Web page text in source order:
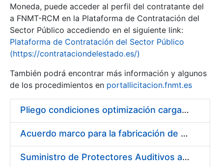
Moneda, puede acceder al perfil del contratante del
a FNMT-RCM en la Plataforma de Contratación del
Sector Público accediendo en el siguiente link:
Plataforma de Contratación del Sector Público
(https://contrataciondelestado.es/)
También podrá encontrar más información y algunos
de los procedimientos en portallicitacion.fnmt.es
Pliego condiciones optimización cargas compras firmado
Acuerdo marco para la fabricación de piezas
Suministro de Protectores Auditivos a medida para las personas trabajadoras de los Centros de Trabajo de Madrid y Burgos